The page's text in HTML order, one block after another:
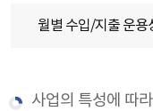
월별 수입/지출 운용
사업의 특성에 따